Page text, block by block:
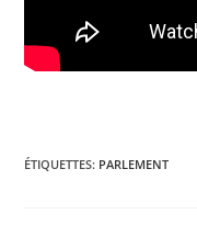
ÉTIQUETTES: PARLEMENT